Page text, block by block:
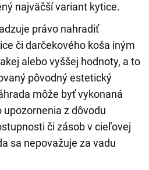
najväčší variant kytice.
právo nahradiť
či darčekového koša iným
alebo vyššej hodnoty, a to
pôvodný estetický
môže byť vykonaná
z dôvodu
či zásob v cieľovej
sa nepovažuje za vadu